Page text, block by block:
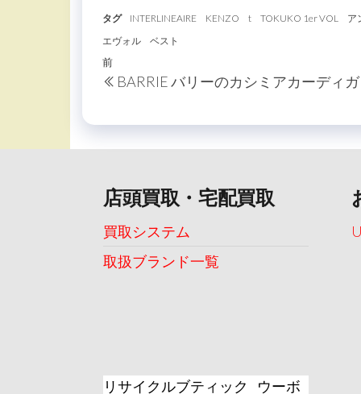
タグ INTERLINEAIRE KENZO t TOKUKO 1er VOL ア
エヴォル
ベスト
投
稿
ナ
ビ
ー
シ
ョ
ン
過
去
稿
前
BARRIE バリーのカシミアカーディ
店頭買取・宅配買取
買取システム
取扱ブランド一覧
リサイクルブティック ウーボ